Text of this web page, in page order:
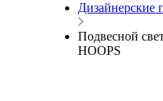
Дизайнерские
Подвесной
HOOPS